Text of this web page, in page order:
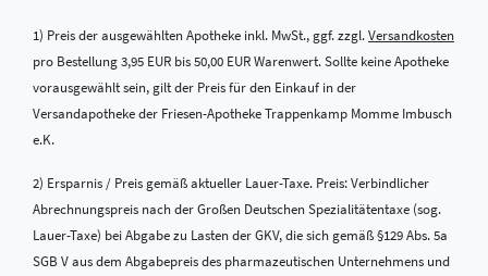
1) Preis der ausgewählten Apotheke inkl. MwSt., ggf. zzgl.Versandkosten
pro Bestellung 3,95 EUR bis 50,00 EUR Warenwert. Sollte keine Apotheke
vorausgewählt sein, gilt der Preis für den Einkauf in der
Versandapotheke der Friesen-Apotheke Trappenkamp Momme Imbusch
e.K.
2) Ersparnis / Preis gemäß aktueller Lauer-Taxe. Preis: Verbindlicher
Abrechnungspreis nach der Großen Deutschen Spezialitätentaxe (sog.
Lauer-Taxe) bei Abgabe zu Lasten der GKV, die sich gemäß §129 Abs. 5a
SGB V aus dem Abgabepreis des pharmazeutischen Unternehmens und